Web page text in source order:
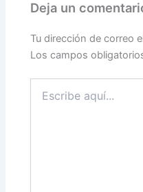
Deja un
Tu dirección de correo
Los campos
aquí...